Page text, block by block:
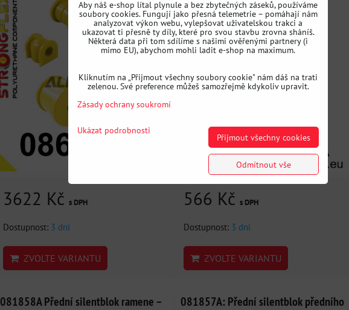
3622 Kč s DPH
Dostupnost: 3 dni
ZVOLTE VARIANTU
566 Kč s DPH
Dostupnost: 3 dni
ZVOLTE VARIANTU
081858A Přední silentblok ramene –
081857A: Přední silentblok předního
Aby náš e-shop lítal plynule a bez zbytečných záseků, používáme
soubory cookies. Fungují jako přesná telemetrie – pomáhají nám
analyzovat výkon webu, vylepšovat uživatelskou trakci a
ukazovat ti přesně ty díly, které pro svou stavbu zrovna sháníš.
Některá data při tom sdílíme s našimi ověřenými partnery (i
mimo EU), abychom mohli ladit e-shop na maximum.
Kliknutím na „Přijmout všechny soubory cookie" nám dáš na trati
zelenou. Své preference můžeš samozřejmě kdykoliv upravit.
Zásady ochrany soukromí
Ukázat podrobnosti
Přijmout všechny cookies
Odmítnout vše